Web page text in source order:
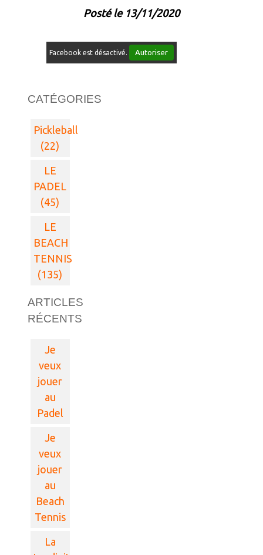
Posté le 13/11/2020
Facebook est désactivé. Autoriser
CATÉGORIES
Pickleball
(22)
LE
PADEL
(45)
LE
BEACH
TENNIS
(135)
ARTICLES
RÉCENTS
Je
veux
jouer
au
Padel
Je
veux
jouer
au
Beach
Tennis
La